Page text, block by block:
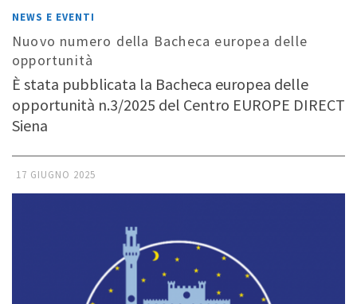
NEWS E EVENTI
Nuovo numero della Bacheca europea delle
opportunità
È stata pubblicata la Bacheca europea delle
opportunità n.3/2025 del Centro EUROPE DIRECT
Siena
17 GIUGNO 2025